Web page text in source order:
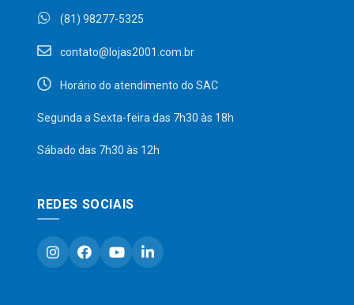
(81) 98277-5325
contato@lojas2001.com.br
Horário do atendimento do SAC
Segunda a Sexta-feira das 7h30 às 18h
Sábado das 7h30 às 12h
REDES SOCIAIS